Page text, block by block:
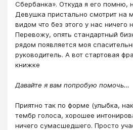
Сбербанка». Откуда я его помню,
Девушка пристально смотрит на
видом что без этого у нас ничего
Перевожу, опять стандартный
рядом появляется моя
руководитель. А вот стартовая
книжке
Давайте я вам попробую помочь…
Приятно так по форме (улыбка,
тембр голоса, хорошее
ничего сумасшедшего. Просто